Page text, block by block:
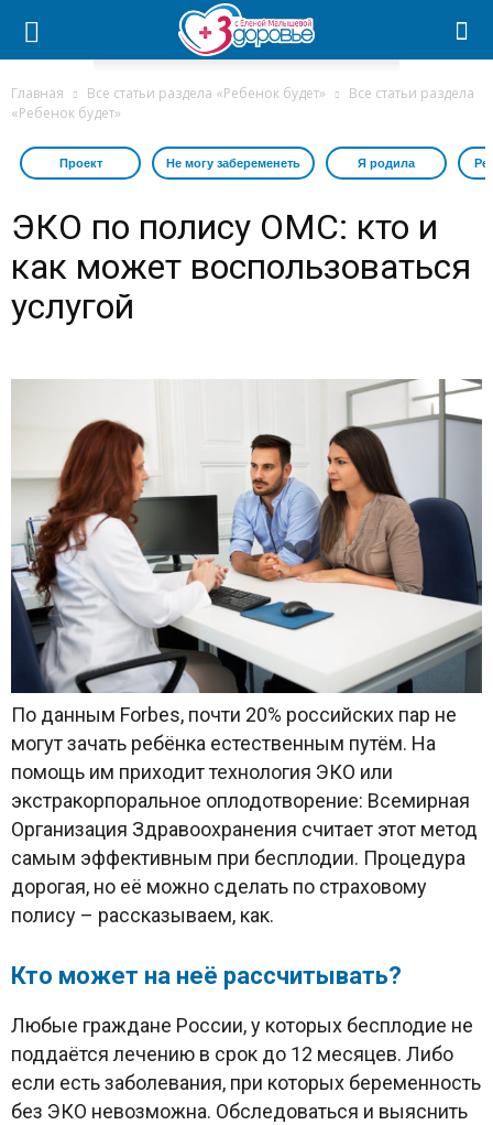
Главная Все статьи раздела «Ребенок будет»
Все статьи раздела
«Ребенок будет»
Проект Не могу забеременеть Я родила
ЭКО по полису ОМС: кто и
как может воспользоваться
услугой
По данным Forbes, почти 20% российских пар не
могут зачать ребёнка естественным путём. На
помощь им приходит технология ЭКО или
экстракорпоральное оплодотворение: Всемирная
Организация Здравоохранения считает этот метод
самым эффективным при бесплодии. Процедура
дорогая, но её можно сделать по страховому
полису – рассказываем, как.
Кто может на неё рассчитывать?
Любые граждане России, у которых бесплодие не
поддаётся лечению в срок до 12 месяцев. Либо
если есть заболевания, при которых беременность
без ЭКО невозможна. Обследоваться и выяснить